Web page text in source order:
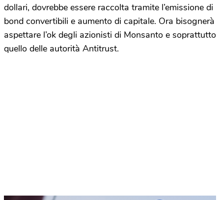
dollari, dovrebbe essere raccolta tramite l’emissione di
bond convertibili e aumento di capitale. Ora bisognerà
aspettare l’ok degli azionisti di Monsanto e soprattutto
quello delle autorità Antitrust.